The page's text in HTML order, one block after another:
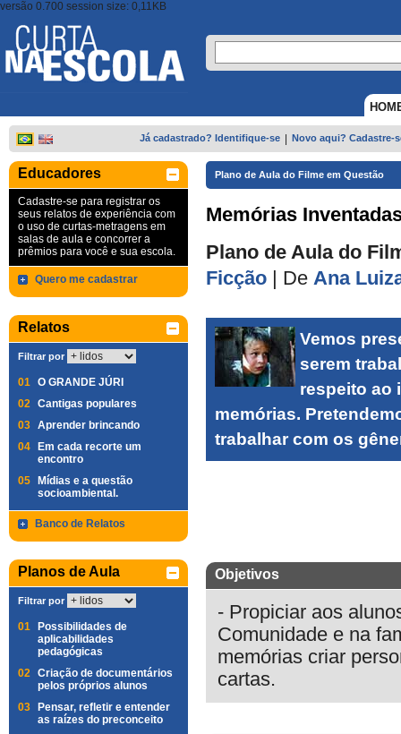
versão 0.700 session size: 0,11KB
Já cadastrado? Identifique-se Novo aqui? Cadastre-
Educadores
Cadastre-se para registrar os
seus relatos de experiência com
o uso de curtas-metragens em
salas de aula e concorrer a
prêmios para você e sua escola.
Quero me cadastrar
Relatos
Filtrar por
01 O GRANDE JÚRI
02 Cantigas populares
03 Aprender brincando
04
Em cada recorte um
encontro
05
Mídias e a questão
socioambiental.
Banco de Relatos
Planos de Aula
Filtrar por
01
Possibilidades de
aplicabilidades
pedagógicas
02 Criação de documentários
pelos próprios alunos
03
Pensar, refletir e entender
as raízes do preconceito
Plano de Aula do Filme em Questão
Memórias
Plano de Aula do
Ficção
De Ana
Vemos
serem
respeito ao
memórias.
trabalhar com os
Objetivos
- Propiciar aos
Comunidade e na
memórias criar
cartas.